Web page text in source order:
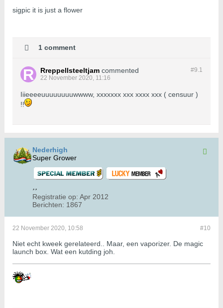
sigpic it is just a flower
1 comment
#9.1
Rreppellsteeltjam commented
22 November 2020, 11:16
Iiieeeeuuuuuuuuwwww, xxxxxxx xxx xxxx xxx ( censuur )
!!
Nederhigh
Super Grower
Registratie op: Apr 2012
Berichten: 1867
#10
22 November 2020, 10:58
Niet echt kweek gerelateerd.. Maar, een vaporizer. De magic
launch box. Wat een kutding joh.